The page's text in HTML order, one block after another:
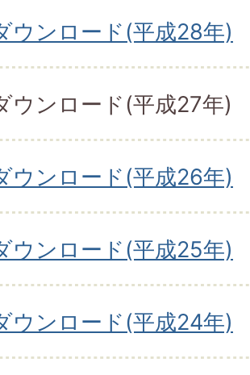
ウンロード(平成28年)
ウンロード(平成27年)
ウンロード(平成26年)
ウンロード(平成25年)
ウンロード(平成24年)